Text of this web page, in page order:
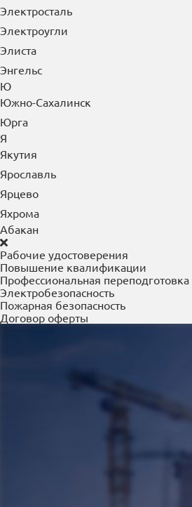
Электросталь
Электроугли
Элиста
Энгельс
Ю
Южно-Сахалинск
Юрга
Я
Якутия
Ярославль
Ярцево
Яхрома
Абакан
Рабочие удостоверения
Повышение квалификации
Профессиональная переподготовка
Электробезопасность
Пожарная безопасность
Договор оферты